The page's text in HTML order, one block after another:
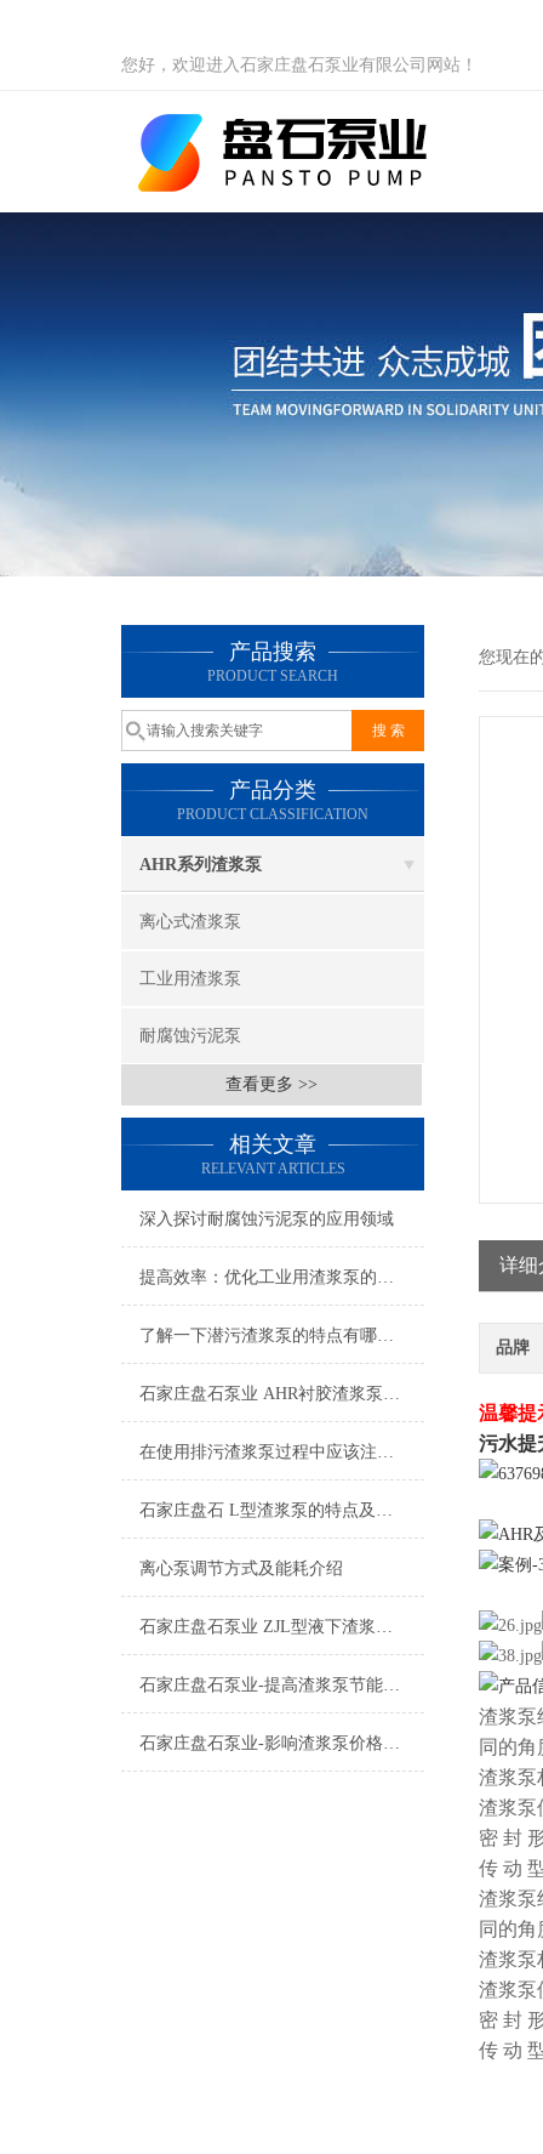
您好，欢迎进入石家庄盘石泵业有限公司网站！
产品搜索
PRODUCT SEARCH
产品分类
PRODUCT CLASSIFICATION
AHR系列渣浆泵
离心式渣浆泵
工业用渣浆泵
耐腐蚀污泥泵
查看更多 >>
相关文章
RELEVANT ARTICLES
深入探讨耐腐蚀污泥泵的应用领域
提高效率：优化工业用渣浆泵的操作技巧
了解一下潜污渣浆泵的特点有哪些吧
石家庄盘石泵业 AHR衬胶渣浆泵的特点及其应用
在使用排污渣浆泵过程中应该注意这些才行
石家庄盘石 L型渣浆泵的特点及其应用
离心泵调节方式及能耗介绍
石家庄盘石泵业 ZJL型液下渣浆泵的特点及应用
石家庄盘石泵业-提高渣浆泵节能的四大方法篇
石家庄盘石泵业-影响渣浆泵价格的因素都有那些一篇
您现在
详细
品牌
温馨提
污水提
渣浆泵
同的角
渣浆泵
渣浆泵
密 封
传 动
渣浆泵
同的角
渣浆泵
渣浆泵
密 封
传 动